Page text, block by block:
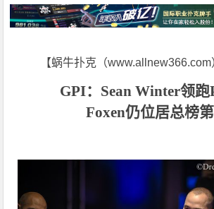
【蜗牛扑克（www.allnew366.com
GPI：Sean Winter领跑
Foxen仍位居总榜